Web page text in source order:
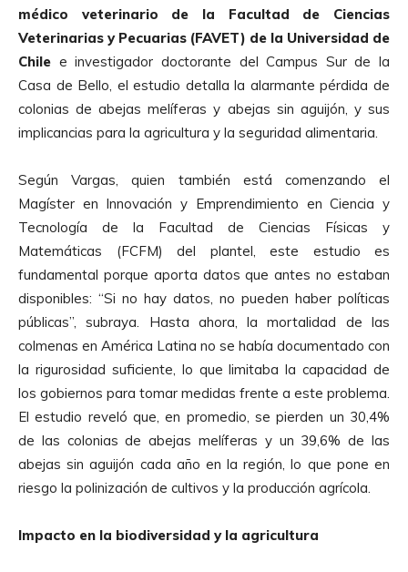
médico veterinario de la Facultad de Ciencias
Veterinarias y Pecuarias (FAVET) de la Universidad de
Chile e investigador doctorante del Campus Sur de la
Casa de Bello, el estudio detalla la alarmante pérdida de
colonias de abejas melíferas y abejas sin aguijón, y sus
implicancias para la agricultura y la seguridad alimentaria.
Según Vargas, quien también está comenzando el
Magíster en Innovación y Emprendimiento en Ciencia y
Tecnología de la Facultad de Ciencias Físicas y
Matemáticas (FCFM) del plantel, este estudio es
fundamental porque aporta datos que antes no estaban
disponibles: “Si no hay datos, no pueden haber políticas
públicas”, subraya. Hasta ahora, la mortalidad de las
colmenas en América Latina no se había documentado con
la rigurosidad suficiente, lo que limitaba la capacidad de
los gobiernos para tomar medidas frente a este problema.
El estudio reveló que, en promedio, se pierden un 30,4%
de las colonias de abejas melíferas y un 39,6% de las
abejas sin aguijón cada año en la región, lo que pone en
riesgo la polinización de cultivos y la producción agrícola.
Impacto en la biodiversidad y la agricultura